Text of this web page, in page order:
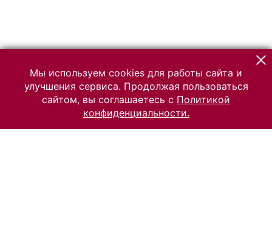
Мы используем cookies для работы сайта и
улучшения сервиса. Продолжая пользоваться
сайтом, вы соглашаетесь с Политикой
конфиденциальности.